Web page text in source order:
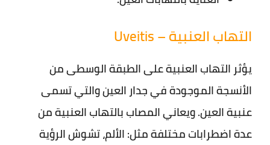
التهاب العنبية – Uveitis
يؤثر التهاب العنبية على الطبقة الوسطى من
الأنسجة الموجودة في جدار العين والتي تسمى
عنبية العين. ويعاني المصاب بالتهاب العنبية من
عدة اضطرابات مختلفة مثل: الألم، تشوش الرؤية